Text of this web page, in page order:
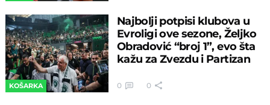
KOŠARKA
Najbolji potpisi klubova u
Evroligi ove sezone, Željko
Obradović “broj 1”, evo šta
kažu za Zvezdu i Partizan
0 0